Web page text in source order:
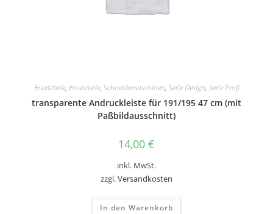
Ersatzteile, Ersatzteile, Schneidemaschinen, Serie Design, Serie Profi
transparente Andruckleiste für 191/195 47 cm (mit
Paßbildausschnitt)
14,00 €
inkl. MwSt.
zzgl.Versandkosten
In den Warenkorb